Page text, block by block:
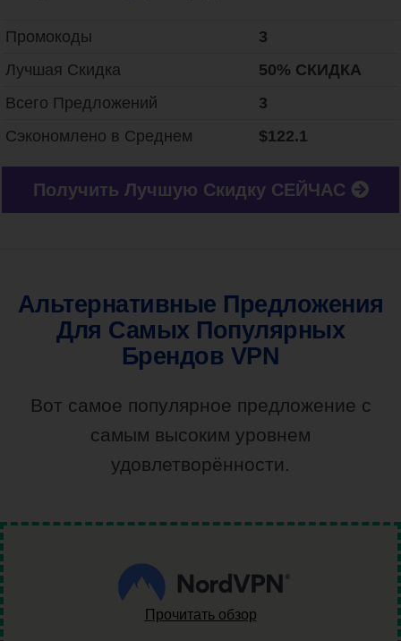
Промокоды
3
Лучшая Скидка
‎50% СКИДКА
Всего Предложений
3
Сэкономлено в Среднем
$122.1
Получить Лучшую Скидку СЕЙЧАС
Альтернативные Предложения
Для Самых Популярных
Брендов VPN
Вот самое популярное предложение с
самым высоким уровнем
удовлетворённости.
Прочитать обзор